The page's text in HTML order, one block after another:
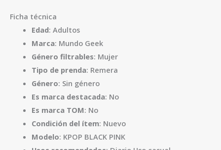
Ficha técnica
Edad: Adultos
Marca: Mundo Geek
Género filtrables: Mujer
Tipo de prenda: Remera
Género: Sin género
Es marca destacada: No
Es marca TOM: No
Condición del ítem: Nuevo
Modelo: KPOP BLACK PINK